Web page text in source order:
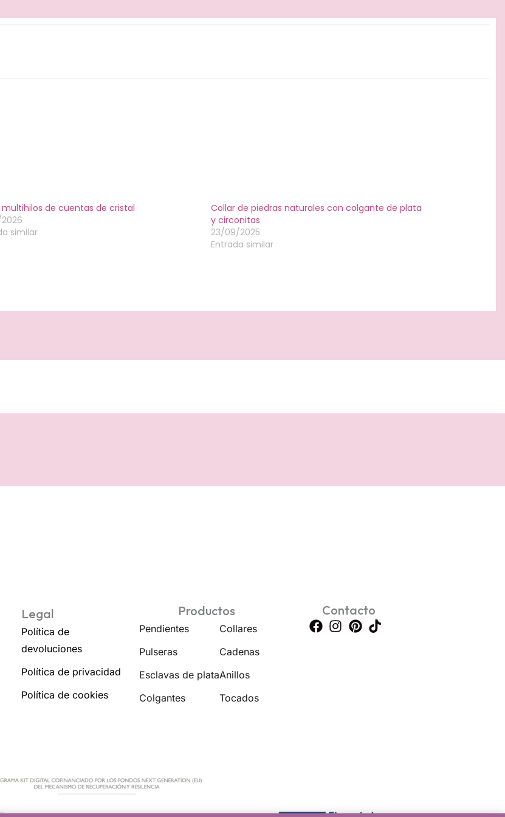
multihilos de cuentas de cristal
similar
Collar de piedras naturales con colgante de plata
y circonitas
23/09/2025
Entrada similar
Legal
Política de
devoluciones
Política de privacidad
Política de cookies
Productos
Pendientes
Pulseras
Esclavas de plata
Colgantes
Collares
Cadenas
Anillos
Tocados
Contacto